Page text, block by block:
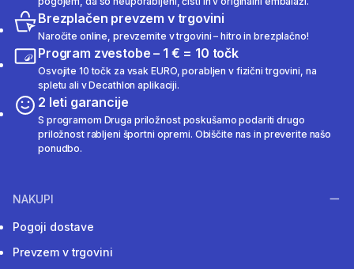
Brezplačen prevzem v trgovini
Naročite online, prevzemite v trgovini – hitro in brezplačno!
Program zvestobe – 1 € = 10 točk
Osvojite 10 točk za vsak EURO, porabljen v fizični trgovini, na
spletu ali v Decathlon aplikaciji.
2 leti garancije
S programom Druga priložnost poskušamo podariti drugo
priložnost rabljeni športni opremi. Obiščite nas in preverite našo
ponudbo.
NAKUPI
Pogoji dostave
Prevzem v trgovini